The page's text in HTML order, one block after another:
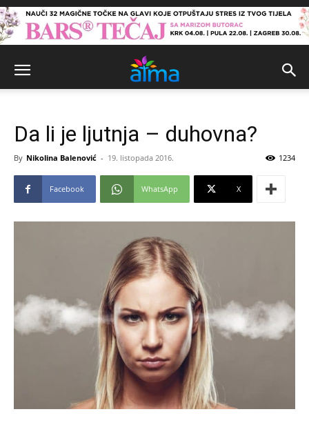
Da li je ljutnja – duhovna?
By Nikolina Balenović - 19. listopada 2016. 1234
Facebook WhatsApp X